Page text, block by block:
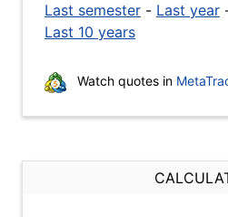
Last semester - Last year
Last 10 years
Watch quotes in